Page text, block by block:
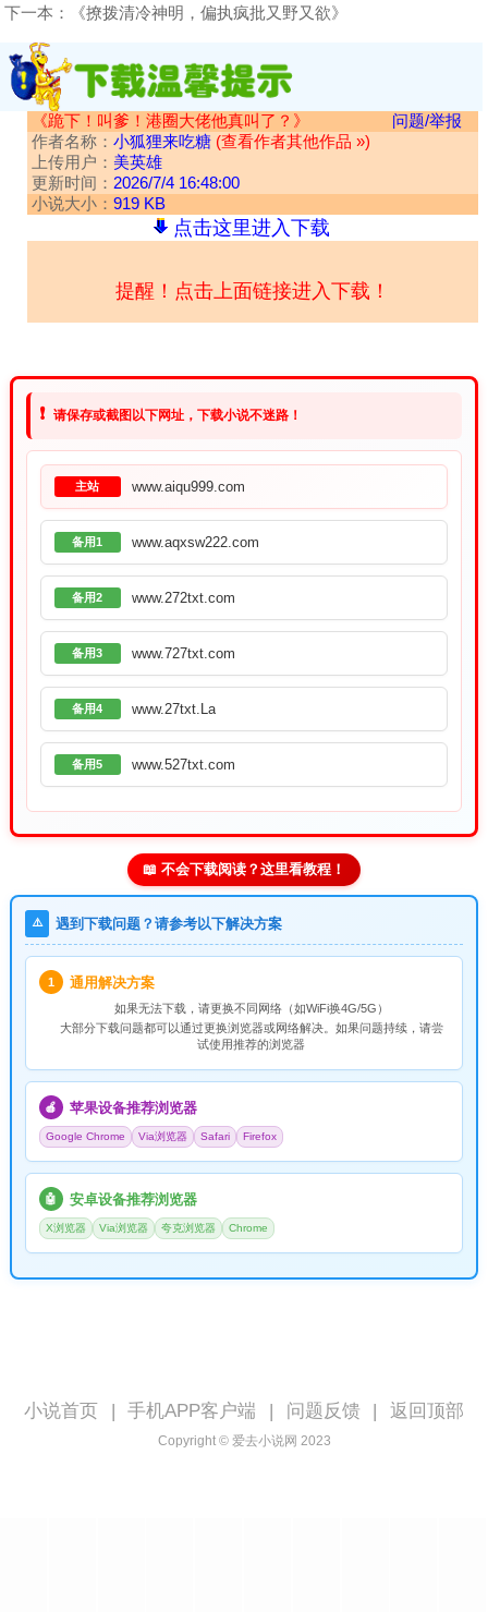
下一本：
《撩拨清冷神明，偏执疯批又野又欲》
《跪下！叫爹！港圈大佬他真叫了？》
问题/举报
作者名称： 小狐狸来吃糖 (查看作者其他作品 »)
上传用户： 美英雄
更新时间： 2026/7/4 16:48:00
小说大小： 919 KB
点击这里进入下载
提醒！点击上面链接进入下载！
❗ 请保存或截图以下网址，下载小说不迷路！
主站 www.aiqu999.com
备用1 www.aqxsw222.com
备用2 www.272txt.com
备用3 www.727txt.com
备用4 www.27txt.La
备用5 www.527txt.com
📖 不会下载阅读？这里看教程！
⚠️ 遇到下载问题？请参考以下解决方案
1 通用解决方案
如果无法下载，请更换不同网络（如WiFi换4G/5G）
大部分下载问题都可以通过更换浏览器或网络解决。如果问题持续，请尝
试使用推荐的浏览器
🍎 苹果设备推荐浏览器
Google Chrome Via浏览器 Safari Firefox
🤖 安卓设备推荐浏览器
X浏览器 Via浏览器 夸克浏览器 Chrome
小说首页 手机APP客户端 问题反馈 返回顶部
Copyright © 爱去小说网 2023